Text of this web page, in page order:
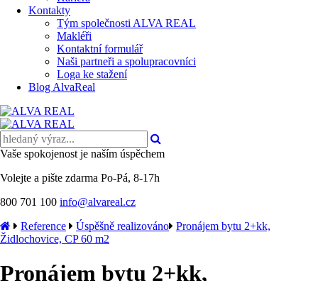
Kontakty
Tým společnosti ALVA REAL
Makléři
Kontaktní formulář
Naši partneři a spolupracovníci
Loga ke stažení
Blog AlvaReal
Vaše spokojenost je naším úspěchem
Volejte a pište zdarma Po-Pá, 8-17h
800 701 100 info@alvareal.cz
Reference
Úspěšně realizováno Pronájem bytu 2+kk,
Židlochovice, CP 60 m2
Pronájem bytu 2+kk,